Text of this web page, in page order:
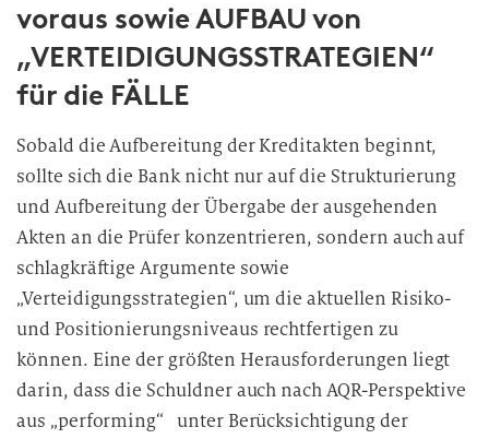
voraus sowie AUFBAU von
„VERTEIDIGUNGSSTRATEGIEN“
für die FÄLLE
Sobald die Aufbereitung der Kreditakten beginnt,
sollte sich die Bank nicht nur auf die Strukturierung
und Aufbereitung der Übergabe der ausgehenden
Akten an die Prüfer konzentrieren, sondern auch auf
schlagkräftige Argumente sowie
„Verteidigungsstrategien“, um die aktuellen Risiko-
und Positionierungsniveaus rechtfertigen zu
können. Eine der größten Herausforderungen liegt
darin, dass die Schuldner auch nach AQR-Perspektive
aus „performing“ unter Berücksichtigung der